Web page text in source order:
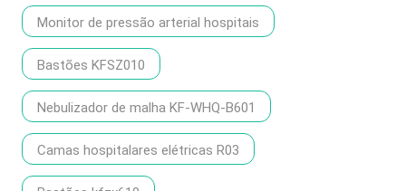
Monitor de pressão arterial hospitais
Bastões KFSZ010
Nebulizador de malha KF-WHQ-B601
Camas hospitalares elétricas R03